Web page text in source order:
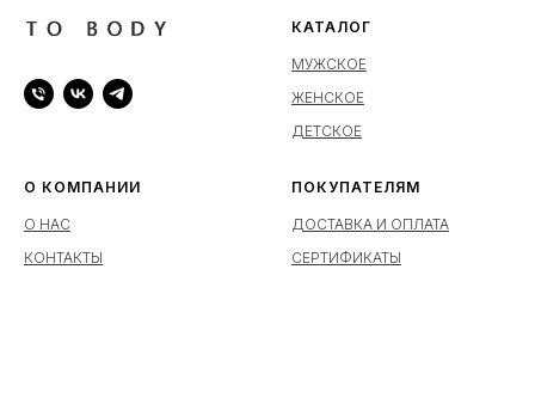
КАТАЛОГ
МУЖСКОЕ
ЖЕНСКОЕ
ДЕТСКОЕ
О КОМПАНИИ
О НАС
КОНТАКТЫ
ПОКУПАТЕЛЯМ
ДОСТАВКА И ОПЛАТА
СЕРТИФИКАТЫ